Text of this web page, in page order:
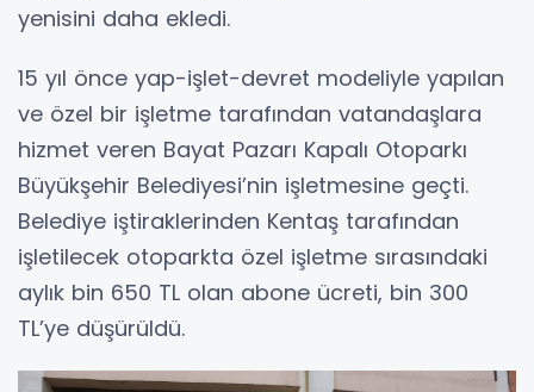
yenisini daha ekledi.
15 yıl önce yap-işlet-devret modeliyle yapılan
ve özel bir işletme tarafından vatandaşlara
hizmet veren Bayat Pazarı Kapalı Otoparkı
Büyükşehir Belediyesi’nin işletmesine geçti.
Belediye iştiraklerinden Kentaş tarafından
işletilecek otoparkta özel işletme sırasındaki
aylık bin 650 TL olan abone ücreti, bin 300
TL’ye düşürüldü.